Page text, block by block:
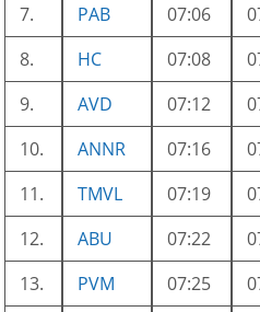
7.
PAB 07:06
8.
HC 07:08
9.
AVD 07:12
10.
ANNR 07:16
11.
TMVL 07:19
12.
ABU 07:22
13.
PVM 07:25